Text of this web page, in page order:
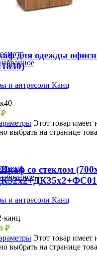
для одежды
и антресоли Канц
₽
Этот товар имеет
выбрать на странице
со стеклом
и антресоли Канц
канц
₽
Этот товар имеет
выбрать на странице